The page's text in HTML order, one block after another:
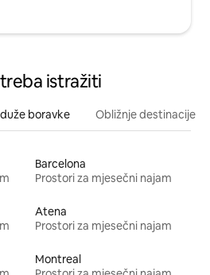
istražiti
boravke Obližnje destinacije
Barcelona
Prostori za mjesečni najam
Atena
Prostori za mjesečni najam
Montreal